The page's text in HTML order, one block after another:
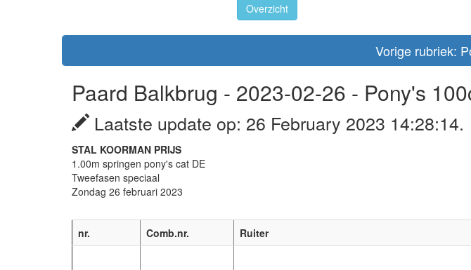
Overzicht
Vorige rubriek:
Paard Balkbrug - 2023-02-26 - Pony's
Laatste update op: 26 February 2023 14:28:14.
STAL KOORMAN PRIJS
1.00m springen pony's cat DE
Tweefasen speciaal
Zondag 26 februari 2023
nr. Comb.nr. Ruiter